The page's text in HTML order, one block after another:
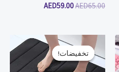
AED65.00
AED59.00
تخفيضات!
تخفيضات!
السعر
الأصلي
هو:
AED120.00.
السعر
الحالي
هو:
AED106.00.